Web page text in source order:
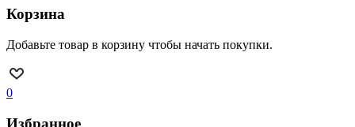
Корзина
Добавьте товар в корзину чтобы начать покупки.
0
Избранное